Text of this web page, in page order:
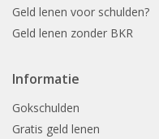
Geld lenen voor schulden?
Geld lenen zonder BKR
Informatie
Gokschulden
Gratis geld lenen